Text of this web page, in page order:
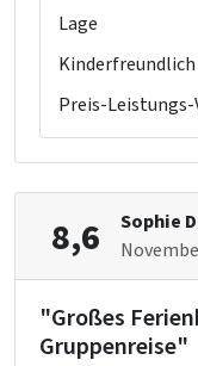
Waschbecken: 1
Etagenbett: 2
Schlafzimmer 14
Waschbecken: 1
Etagenbett: 1
Einzelbett: 1
Lage
Kinderfreundlich
Preis-
8,6
Sophie
"Großes
Gruppenreise"